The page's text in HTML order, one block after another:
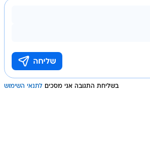
בשליחת התגובה אני מסכים לתנאי השימוש